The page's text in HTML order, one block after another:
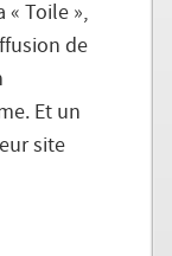
« Toile »,
de
Et un
site